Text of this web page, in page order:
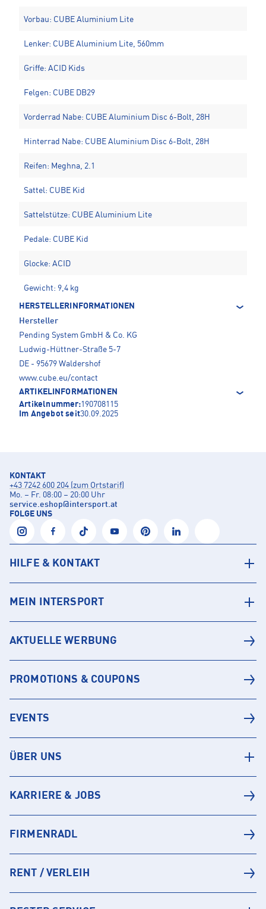
Vorbau: CUBE Aluminium Lite
Lenker: CUBE Aluminium Lite, 560mm
Griffe: ACID Kids
Felgen: CUBE DB29
Vorderrad Nabe: CUBE Aluminium Disc 6-Bolt, 28H
Hinterrad Nabe: CUBE Aluminium Disc 6-Bolt, 28H
Reifen: Meghna, 2.1
Sattel: CUBE Kid
Sattelstütze: CUBE Aluminium Lite
Pedale: CUBE Kid
Glocke: ACID
Gewicht: 9,4 kg
HERSTELLERINFORMATIONEN
Hersteller
Pending System GmbH & Co. KG
Ludwig-Hüttner-Straße 5-7
DE - 95679 Waldershof
www.cube.eu/contact
ARTIKELINFORMATIONEN
Artikelnummer:190708115
Im Angebot seit30.09.2025
KONTAKT
+43 7242 600 204 (zum Ortstarif)
Mo. – Fr. 08:00 – 20:00 Uhr
service.eshop@intersport.at
FOLGE UNS
HILFE & KONTAKT
MEIN INTERSPORT
AKTUELLE WERBUNG
PROMOTIONS & COUPONS
EVENTS
ÜBER UNS
KARRIERE & JOBS
FIRMENRADL
RENT / VERLEIH